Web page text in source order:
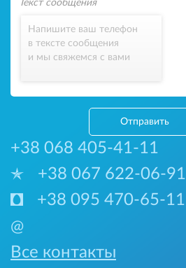
Напишите ваш телефон
в тексте сообщения
и мы свяжемся с вами
Отправить
+38 068 405-41-11
+38 067 622-06-91
+38 095 470-65-11
@
Все контакты